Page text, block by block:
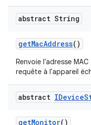
abstract String
getMacAddress()
Renvoie l'adresse
requête à l'appareil
abstract IDevice
getMonitor()